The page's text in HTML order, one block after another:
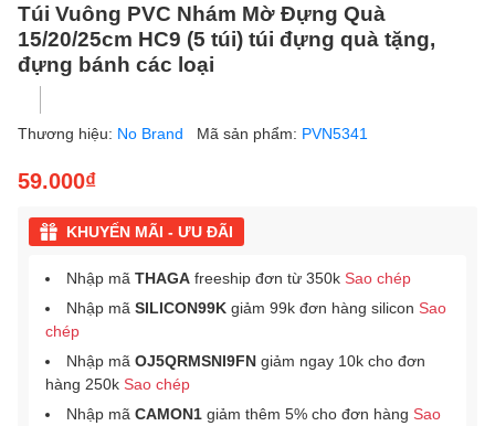
Túi Vuông PVC Nhám Mờ Đựng Quà
15/20/25cm HC9 (5 túi) túi đựng quà tặng,
đựng bánh các loại
Thương hiệu: No Brand Mã sản phẩm: PVN5341
59.000₫
KHUYẾN MÃI - ƯU ĐÃI
Nhập mã THAGA freeship đơn từ 350k Sao chép
Nhập mã SILICON99K giảm 99k đơn hàng silicon Sao
chép
Nhập mã OJ5QRMSNI9FN giảm ngay 10k cho đơn
hàng 250k Sao chép
Nhập mã CAMON1 giảm thêm 5% cho đơn hàng Sao